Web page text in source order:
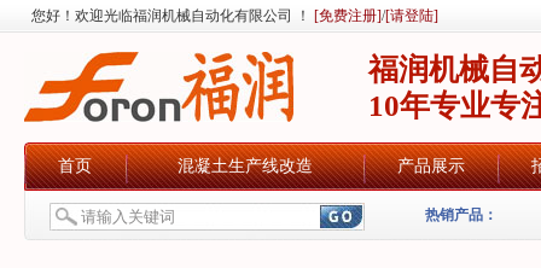
您好！欢迎光临福润机械自动化有限公司 ！ [免费注册]/[请登陆]
福润机械自
10年专业专
首页 混凝土生产线改造 产品展示
热销产品：